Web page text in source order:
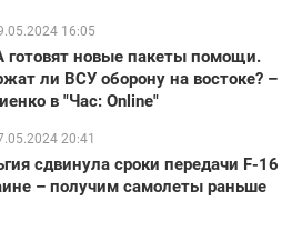
16:05
новые пакеты помощи.
ли ВСУ оборону на востоке? –
в "Час: Online"
20:41
сдвинула сроки передачи F-16
– получим самолеты раньше